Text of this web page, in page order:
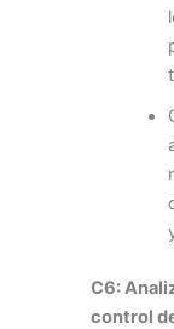
C6:
control